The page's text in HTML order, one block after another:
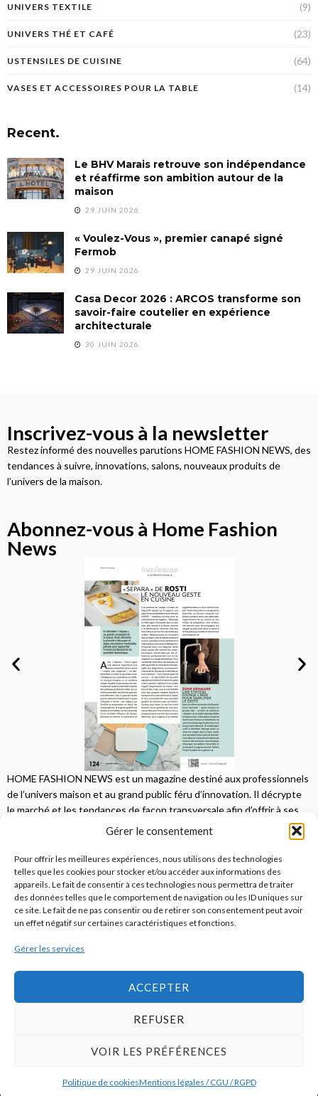
Gérer le consentement
Pour offrir les meilleures expériences, nous utilisons des technologies
telles que les cookies pour stocker et/ou accéder aux informations des
appareils. Le fait de consentir à ces technologies nous permettra de traiter
des données telles que le comportement de navigation ou les ID uniques sur
ce site. Le fait de ne pas consentir ou de retirer son consentement peut avoir
un effet négatif sur certaines caractéristiques et fonctions.
Gérer les services
ACCEPTER
REFUSER
VOIR LES PRÉFÉRENCES
Politique de cookiesMentions légales / CGU / RGPD
UNIVERS TEXTILE (9)
UNIVERS THÉ ET CAFÉ (23)
USTENSILES DE CUISINE (64)
VASES ET ACCESSOIRES POUR LA TABLE (14)
Recent.
Le BHV Marais retrouve son indépendance
et réaffirme son ambition autour de la
maison
29 JUIN 2026
« Voulez-Vous », premier canapé signé
Fermob
29 JUIN 2026
Casa Decor 2026 : ARCOS transforme son
savoir-faire coutelier en expérience
architecturale
30 JUIN 2026
Inscrivez-vous à la newsletter
Restez informé des nouvelles parutions HOME FASHION NEWS, des
tendances à suivre, innovations, salons, nouveaux produits de
l’univers de la maison.
Abonnez-vous à Home Fashion
News
HOME FASHION NEWS est un magazine destiné aux professionnels
de l’univers maison et au grand public féru d’innovation. Il décrypte
le marché et les tendances de façon transversale afin d’offrir à ses
lecteurs une vision complète.
JE M'ABONNE
© 2026Home Fashion News
Politique de cookies (UE)
Mentions légales / CGU / RGPD